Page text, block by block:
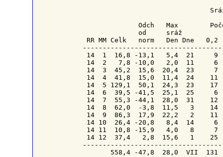
Odch
Max
              od
sráž
RR MM Celk   norm   Den Dne
0,2
14  1  16,8 -13,1   5,4  21
14  2   7,8 -10,0   2,0  11
14  3  45,2  15,6  20,4  23
14  4  41,8  15,0  11,4  24
14  5 129,1  50,1  24,3  23
14  6  39,5 -41,5  25,1  25
14  7  55,3 -44,1  28,0  31
14  8  62,0  -3,8  11,5   3    14
14  9  86,3  17,9  22,2   2
14 10  26,4 -20,8   8,4  14
14 11  10,8 -15,9   4,0   8
14 12  37,4   2,8  15,6   1
558,4 -47,8  28,0  VII  131